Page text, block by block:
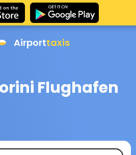
Airporttaxis
Flughafen